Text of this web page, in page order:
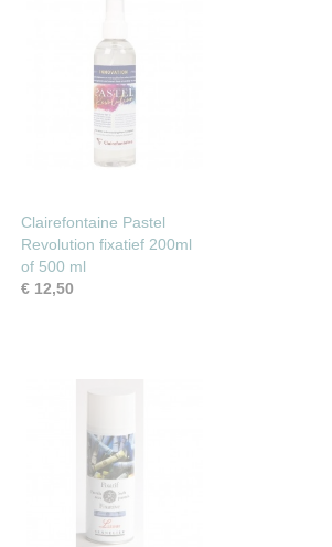
Clairefontaine Pastel
Revolution fixatief 200ml
of 500 ml
€ 12,50